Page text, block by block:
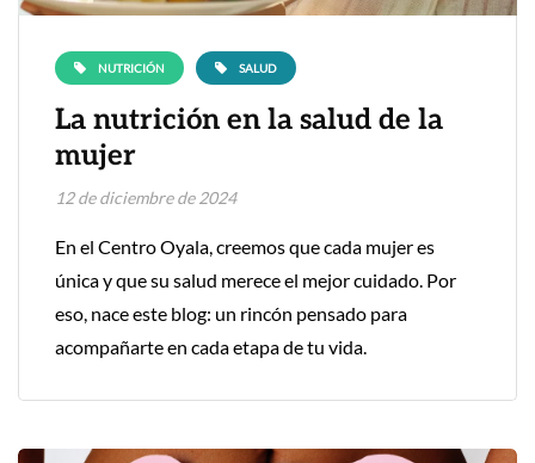
NUTRICIÓN SALUD
La nutrición en la salud de la
mujer
12 de diciembre de 2024
En el Centro Oyala, creemos que cada mujer es
única y que su salud merece el mejor cuidado. Por
eso, nace este blog: un rincón pensado para
acompañarte en cada etapa de tu vida.